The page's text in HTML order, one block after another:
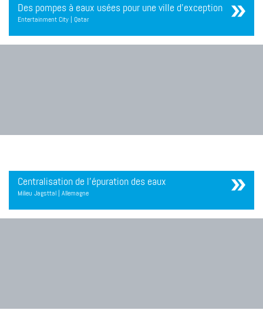
Des pompes à eaux usées pour une ville d'exception
Entertainment City | Qatar
Centralisation de l'épuration des eaux
Milieu Jagsttal | Allemagne